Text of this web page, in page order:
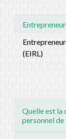
(EIRL)
Quelle est la
personnel